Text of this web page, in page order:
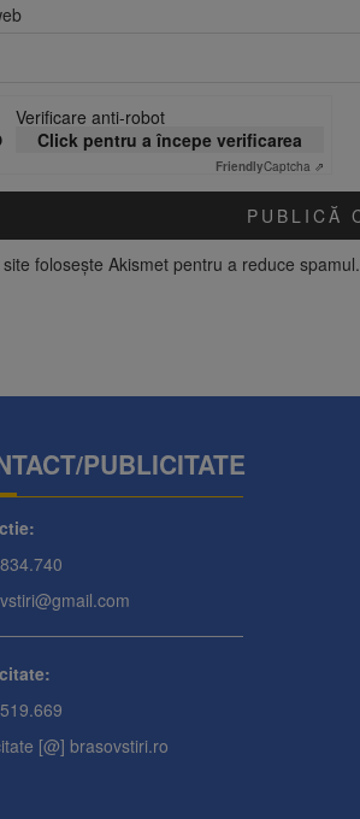
Verificare anti-robot
Click pentru a începe verificarea
FriendlyCaptcha ⇗
folosește Akismet pentru a reduce spamul.
PUBLICITATE
[@] brasovstiri.ro